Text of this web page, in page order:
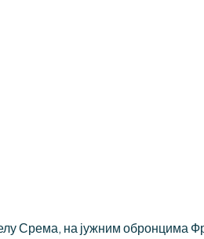
Срема, на јужним обронцима